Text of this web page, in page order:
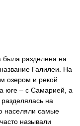
разделена на
Галилеи. На
озером и рекой
юге – с Самарией, а
на
самые
называли